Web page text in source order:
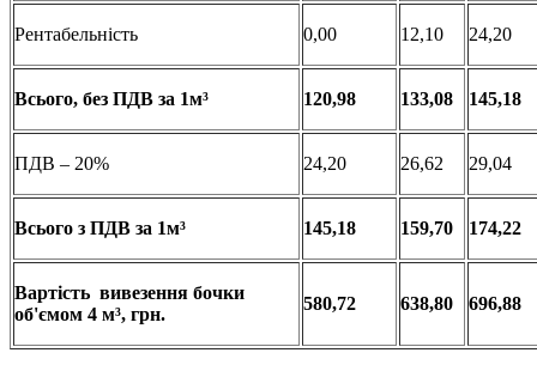
Рентабельність 0,00 12,10 24,20
Всього, без ПДВ за 1м³ 120,98 133,08 145,18
ПДВ – 20% 24,20 26,62 29,04
Всього з ПДВ за 1м³ 145,18 159,70 174,22
Вартість вивезення бочки
об'ємом 4 м³, грн.
580,72 638,80 696,88